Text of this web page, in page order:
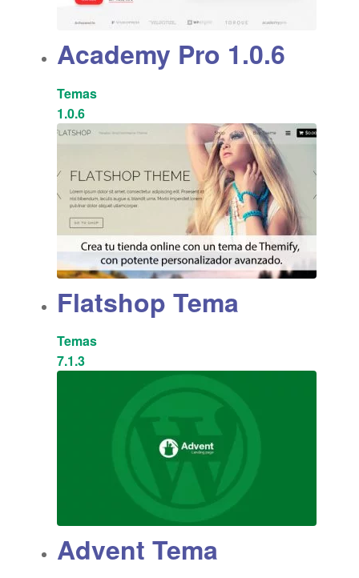
Academy Pro 1.0.6
Temas
1.0.6
Flatshop Tema
Temas
7.1.3
Advent Tema